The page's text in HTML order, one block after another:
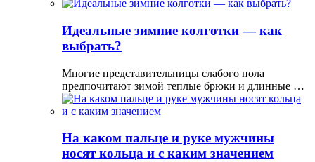
Идеальные зимние колготки — как
выбрать?
Многие представительницы слабого пола
предпочитают зимой теплые брюки и длинные …
На каком пальце и руке мужчины
носят кольца и с каким значением